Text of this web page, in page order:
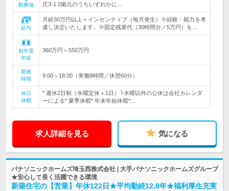
勤務地
庄3-1 2拠点のうちいずれかに…
給与
月給30万円以上＋インセンティブ（毎月発生）※経験・能力を考
慮し決定いたします。※固定残業代（30時間分／5万円）を…
初年度
年収
360万円～550万円
勤務
時間
9:00～18:00（実働8時間／休憩60分）
休日
休暇
* 週休2日制（水曜定休＋1日）└水曜以外の公休は会社カレンダ
ーによる* 夏季休暇* 年末年始休暇*…
求人詳細を見る 気になる
パナソニックホームズ埼玉西株式会社 | 大手パナソニックホームズグループ
★安心して長く活躍できる環境
新築住宅の【営業】年休122日★平均勤続12.8年★福利厚生充実